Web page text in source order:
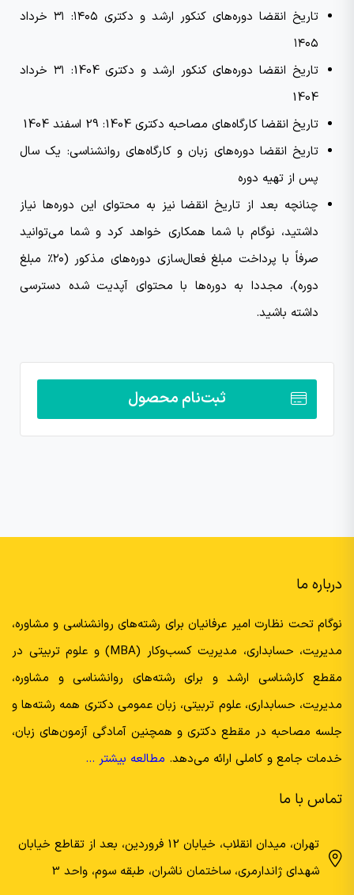
تاریخ انقضا دوره‌های کنکور ارشد و دکتری ۱۴۰۵: ۳۱ خرداد
۱۴۰۵
تاریخ انقضا دوره‌های کنکور ارشد و دکتری 1404: ۳۱ خرداد
1404
تاریخ انقضا کارگاه‌های مصاحبه دکتری 1404: 29 اسفند 1404
تاریخ انقضا دوره‌های زبان و کارگاه‌های روانشناسی: یک سال
پس از تهیه دوره
چنانچه بعد از تاریخ انقضا نیز به محتوای این دوره‌ها نیاز
داشتید، نوگام با شما همکاری خواهد کرد و شما می‌توانید
صرفاً با پرداخت مبلغ فعال‌سازی دوره‌های مذکور (۲۰٪ مبلغ
دوره)، مجددا به دوره‌ها با محتوای آپدیت شده دسترسی
داشته باشید.
ثبت‌نام محصول
درباره ما
نوگام تحت نظارت امیر عرفانیان برای رشته‌های روانشناسی و مشاوره،
مدیریت، حسابداری، مدیریت کسب‌وکار (MBA) و علوم تربیتی در
مقطع کارشناسی ارشد و برای رشته‌های روانشناسی و مشاوره،
مدیریت، حسابداری، علوم تربیتی، زبان عمومی دکتری همه رشته‌ها و
جلسه مصاحبه در مقطع دکتری و همچنین آمادگی آزمون‌های زبان،
خدمات جامع و کاملی ارائه می‌دهد. مطالعه بیشتر …
تماس با ما
تهران، میدان انقلاب، خیابان 12 فروردین، بعد از تقاطع خیابان
شهدای ژاندارمری، ساختمان ناشران، طبقه سوم، واحد 3